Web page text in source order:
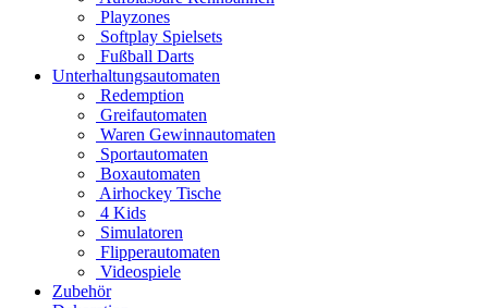
Playzones
Softplay Spielsets
Fußball Darts
Unterhaltungsautomaten
Redemption
Greifautomaten
Waren Gewinnautomaten
Sportautomaten
Boxautomaten
Airhockey Tische
4 Kids
Simulatoren
Flipperautomaten
Videospiele
Zubehör